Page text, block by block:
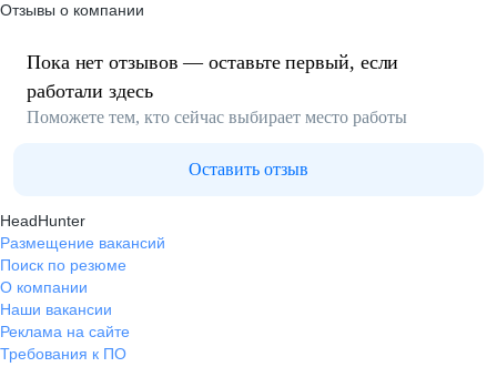
Отзывы о компании
Пока нет отзывов — оставьте первый, если
работали здесь
Поможете тем, кто сейчас выбирает место работы
Оставить отзыв
HeadHunter
Размещение вакансий
Поиск по резюме
О компании
Наши вакансии
Реклама на сайте
Требования к ПО